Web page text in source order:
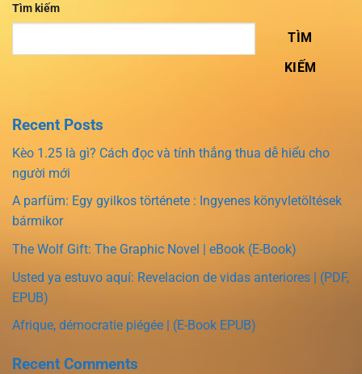
Tìm kiếm
TÌM
KIẾM
Recent Posts
Kèo 1.25 là gì? Cách đọc và tính thắng thua dễ hiểu cho
người mới
A parfüm: Egy gyilkos története : Ingyenes könyvletöltések
bármikor
The Wolf Gift: The Graphic Novel | eBook (E-Book)
Usted ya estuvo aquí: Revelacion de vidas anteriores | (PDF,
EPUB)
Afrique, démocratie piégée | (E-Book EPUB)
Recent Comments